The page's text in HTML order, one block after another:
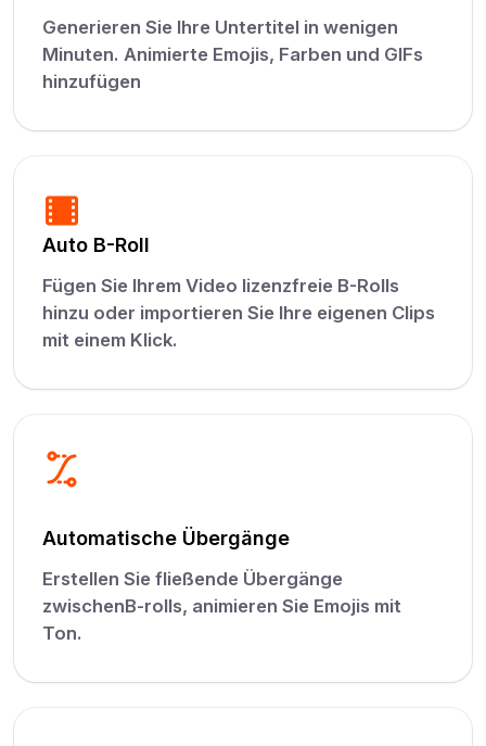
Generieren Sie Ihre Untertitel in wenigen
Minuten. Animierte Emojis, Farben und GIFs
hinzufügen
Auto B-Roll
Fügen Sie Ihrem Video lizenzfreie B-Rolls
hinzu oder importieren Sie Ihre eigenen Clips
mit einem Klick.
Automatische Übergänge
Erstellen Sie fließende Übergänge
zwischenB-rolls, animieren Sie Emojis mit
Ton.